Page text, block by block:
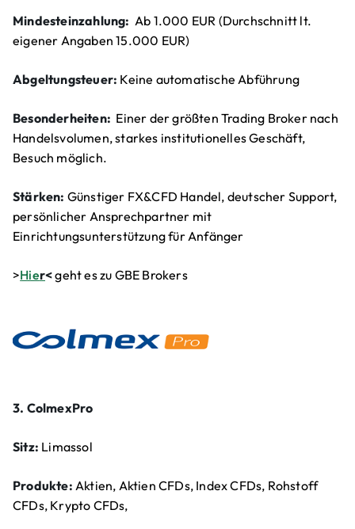
Mindesteinzahlung: Ab 1.000 EUR (Durchschnitt lt.
eigener Angaben 15.000 EUR)
Abgeltungsteuer: Keine automatische Abführung
Besonderheiten: Einer der größten Trading Broker nach
Handelsvolumen, starkes institutionelles Geschäft,
Besuch möglich.
Stärken: Günstiger FX&CFD Handel, deutscher Support,
persönlicher Ansprechpartner mit
Einrichtungsunterstützung für Anfänger
>Hier<geht es zu GBE Brokers
3. ColmexPro
Sitz: Limassol
Produkte: Aktien, Aktien CFDs, Index CFDs, Rohstoff
CFDs, Krypto CFDs,